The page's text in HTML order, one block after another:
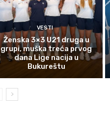
VESTI
Ženska 3×3 U21 druga u
grupi, muška treća prvog
dana Lige nacija u
Bukureštu